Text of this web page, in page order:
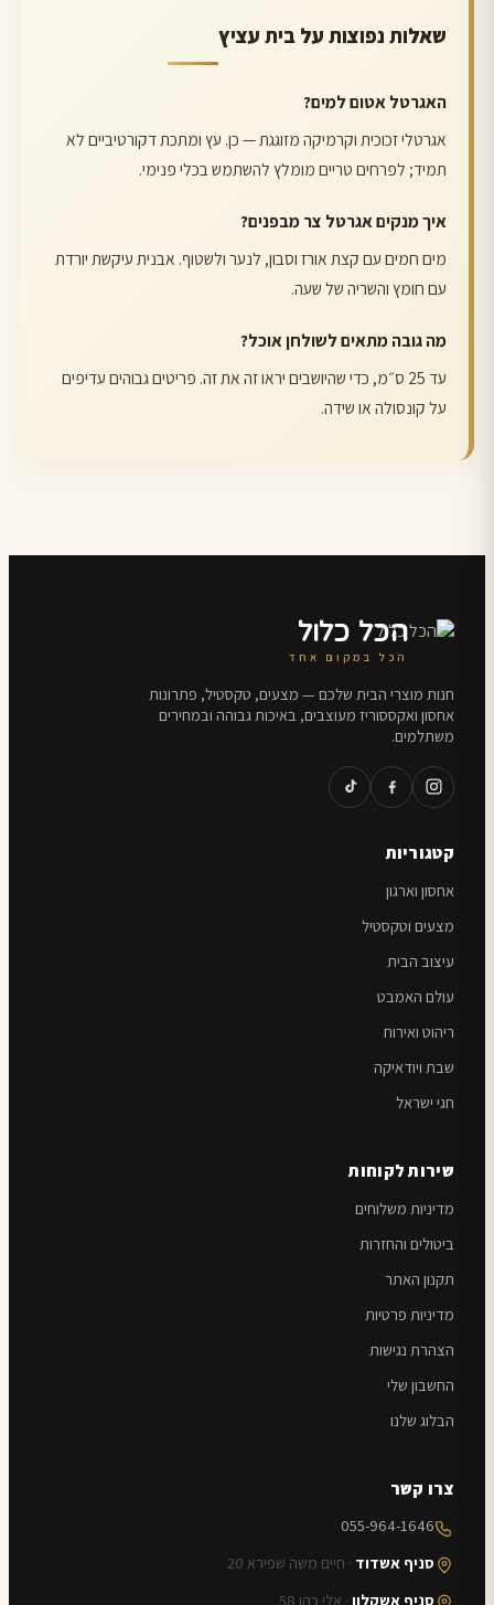
שאלות נפוצות על בית עציץ
האגרטל אטום למים?
אגרטלי זכוכית וקרמיקה מזוגגת — כן. עץ ומתכת דקורטיביים לא
תמיד; לפרחים טריים מומלץ להשתמש בכלי פנימי.
איך מנקים אגרטל צר מבפנים?
מים חמים עם קצת אורז וסבון, לנער ולשטוף. אבנית עיקשת יורדת
עם חומץ והשריה של שעה.
מה גובה מתאים לשולחן אוכל?
עד 25 ס״מ, כדי שהיושבים יראו זה את זה. פריטים גבוהים עדיפים
על קונסולה או שידה.
הכל כלול
הכל במקום אחד
חנות מוצרי הבית שלכם — מצעים, טקסטיל, פתרונות
אחסון ואקססוריז מעוצבים, באיכות גבוהה ובמחירים
משתלמים.
קטגוריות
אחסון וארגון
מצעים וטקסטיל
עיצוב הבית
עולם האמבט
ריהוט ואירוח
שבת ויודאיקה
חגי ישראל
שירות לקוחות
מדיניות משלוחים
ביטולים והחזרות
תקנון האתר
מדיניות פרטיות
הצהרת נגישות
החשבון שלי
הבלוג שלנו
צרו קשר
055-964-1646
סניף אשדוד · חיים משה שפירא 20
סניף אשקלון · אלי כהן 58